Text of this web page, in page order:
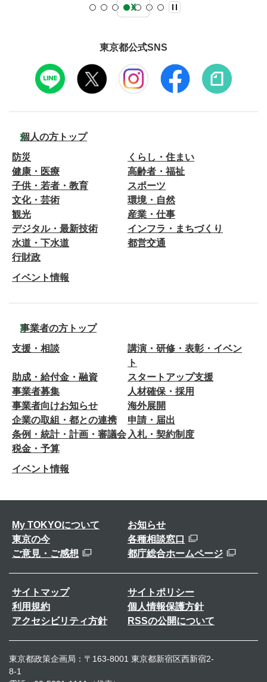
東京都公式SNS
個人の方トップ
防災
くらし・住まい
健康・医療
高齢者・福祉
子供・若者・教育
スポーツ
文化・芸術
環境・自然
観光
産業・仕事
デジタル・最新技術
インフラ・まちづくり
水道・下水道
都営交通
行財政
イベント情報
事業者の方トップ
支援・相談
講演・研修・表彰・イベン
ト
助成・給付金・融資
スタートアップ支援
事業者募集
人材確保・採用
事業者向けお知らせ
海外展開
企業の取組・都との連携
申請・届出
条例・統計・計画・審議会 入札・契約制度
税金・予算
イベント情報
My TOKYOについて
お知らせ
東京の今
各種相談窓口
ご意見・ご感想
都庁総合ホームページ
サイトマップ
サイトポリシー
利用規約
個人情報保護方針
アクセシビリティ方針
RSSの公開について
東京都政策企画局：〒163-8001 東京都新宿区西新宿2-
8-1